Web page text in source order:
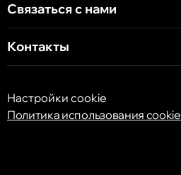
Связаться с нами
Контакты
Настройки cookie
Политика использования cookie